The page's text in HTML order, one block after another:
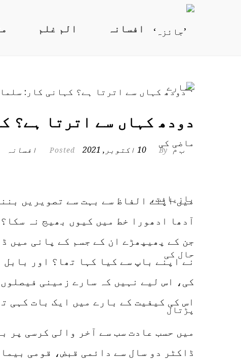
الم غلم افسانہ
دودھ کہاں سے اترتا ہے؟
By ب م 10 اکتوبر, 2021 افسانہ
میں اپنے الفاظ سے بہت سے تصویریں
آدھا ادھورا خط میں کیوں بھیج نہ
جن کے پھیپھڑے ان کے جسم کے پانی میں
نے اپنے باپ سے کیا کہا تھا؟ اور
کی، اس لیے نہیں کہ سارے زمینی
اس کی کیفیت کے بارے میں ایک بات کہی
میں حسب عادت سب سے آخر والی کرسی پر
ڈاکٹر دو سال سے دائمی قبض، قومی